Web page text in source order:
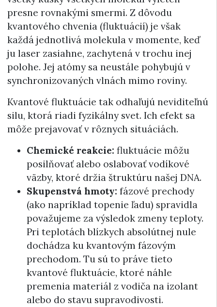
presne rovnakými smermi. Z dôvodu
kvantového chvenia (fluktuácií) je však
každá jednotlivá molekula v momente, keď
ju laser zasiahne, zachytená v trochu inej
polohe. Jej atómy sa neustále pohybujú v
synchronizovaných vlnách mimo roviny.
Kvantové fluktuácie tak odhaľujú neviditeľnú
silu, ktorá riadi fyzikálny svet. Ich efekt sa
môže prejavovať v rôznych situáciách.
Chemické reakcie: fluktuácie môžu
posilňovať alebo oslabovať vodíkové
väzby, ktoré držia štruktúru našej DNA.
Skupenstvá hmoty: fázové prechody
(ako napríklad topenie ľadu) spravidla
považujeme za výsledok zmeny teploty.
Pri teplotách blízkych absolútnej nule
dochádza ku kvantovým fázovým
prechodom. Tu sú to práve tieto
kvantové fluktuácie, ktoré náhle
premenia materiál z vodiča na izolant
alebo do stavu supravodivosti.